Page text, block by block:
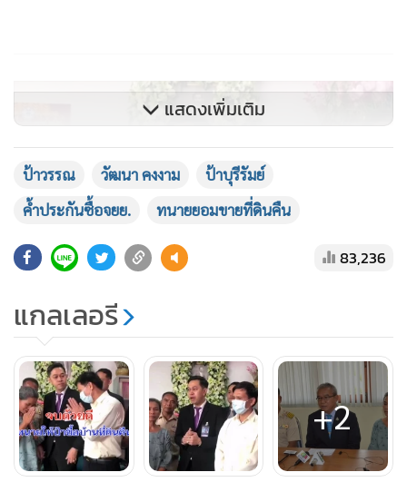
ล่าสุดได้มีการนัดคู่กรณีทั้งสองฝ่ายเข้าสู่กระบวนการไกล่เกลี่ยที่
สำนักงานบังคับคดีนางรอง โดยมีผู้อำนวยการสำนักงานบังคับคดี
นางรอง, ยุติธรรมจังหวัดบุรีรัมย์, สภาทนายความจังหวัดบุรีรัมย์
และเจ้าหน้าที่จากกรมสอบสวนคดีพิเศษ หรือดีเอสไอ ร่วมในการ
ไกล่เกลี่ยครั้งนี้ โดยผลการไกล่เกลี่ยทนายความผู้ที่ประมูลซื้อ
แสดงเพิ่มเติม
ป้าวรรณ วัฒนา คงงาม
ป้าบุรีรัมย์
ค้ำประกันซื้อจยย.
ทนายยอมขายที่ดินคืน
83,236
แกลเลอรี
+2